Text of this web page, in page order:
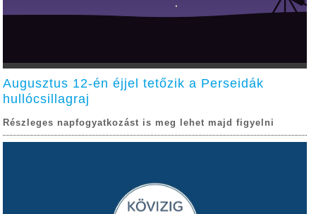
Augusztus 12-én éjjel tetőzik a Perseidák
hullócsillagraj
Részleges napfogyatkozást is meg lehet majd figyelni